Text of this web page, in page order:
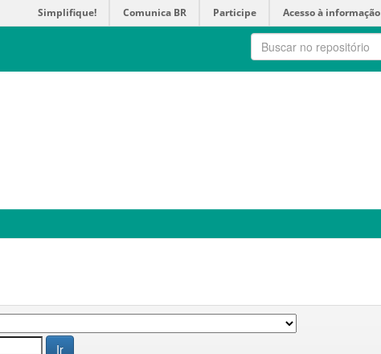
Simplifique! Comunica BR Participe Acesso à informação